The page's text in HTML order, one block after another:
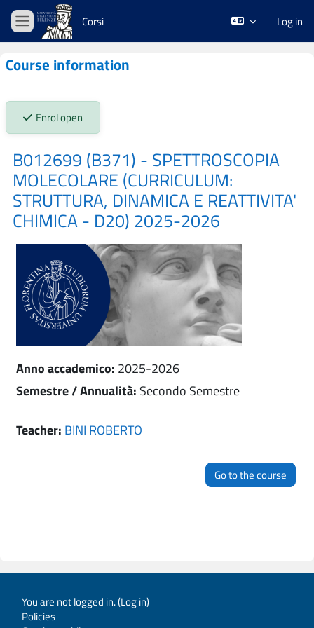
Skip to main content
Side panel
Corsi Log in
Course information
Stato iscrizioni:
Enrol open
B012699 (B371) - SPETTROSCOPIA
MOLECOLARE (CURRICULUM:
STRUTTURA, DINAMICA E REATTIVITA'
CHIMICA - D20) 2025-2026
Anno accademico: 2025-2026
Semestre / Annualità: Secondo Semestre
Teacher: BINI ROBERTO
Go to the course
You are not logged in. (Log in)
Policies